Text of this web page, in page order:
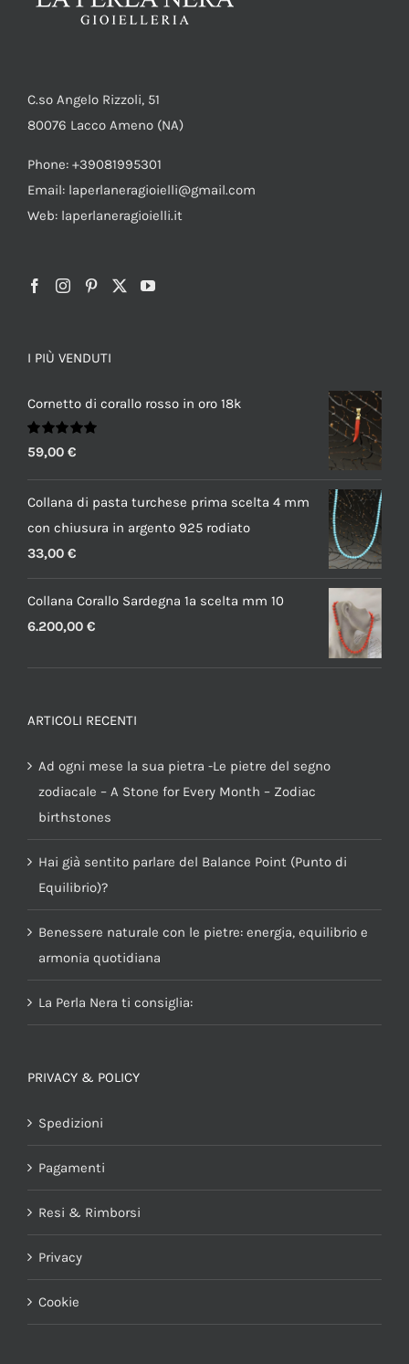
C.so Angelo Rizzoli, 51
80076 Lacco Ameno (NA)
Phone: +39081995301
Email: laperlaneragioielli@gmail.com
Web: laperlaneragioielli.it
I PIÙ VENDUTI
Cornetto di corallo rosso in oro 18k
Valutato
5.00 su 5
59,00 €
Collana di pasta turchese prima scelta 4 mm
con chiusura in argento 925 rodiato
33,00 €
Collana Corallo Sardegna 1a scelta mm 10
6.200,00 €
ARTICOLI RECENTI
Ad ogni mese la sua pietra -Le pietre del segno
zodiacale – A Stone for Every Month – Zodiac
birthstones
Hai già sentito parlare del Balance Point (Punto di
Equilibrio)?
Benessere naturale con le pietre: energia, equilibrio e
armonia quotidiana
La Perla Nera ti consiglia:
PRIVACY & POLICY
Spedizioni
Pagamenti
Resi & Rimborsi
Privacy
Cookie